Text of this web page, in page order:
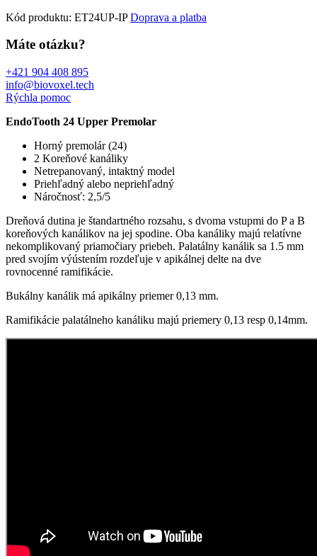
Kód produktu: ET24UP-IP Doprava a platba
Máte otázku?
+421 904 408 895
info@biovoxel.tech
Rýchla pomoc
EndoTooth 24 Upper Premolar
Horný premolár (24)
2 Koreňové kanáliky
Netrepanovaný, intaktný model
Priehľadný alebo nepriehľadný
Náročnosť: 2,5/5
Dreňová dutina je štandartného rozsahu, s dvoma vstupmi do P a B
koreňových kanálikov na jej spodine. Oba kanáliky majú relatívne
nekomplikovaný priamočiary priebeh. Palatálny kanálik sa 1.5 mm
pred svojím výústením rozdeľuje v apikálnej delte na dve
rovnocenné ramifikácie.
Bukálny kanálik má apikálny priemer 0,13 mm.
Ramifikácie palatálneho kanáliku majú priemery 0,13 resp 0,14mm.